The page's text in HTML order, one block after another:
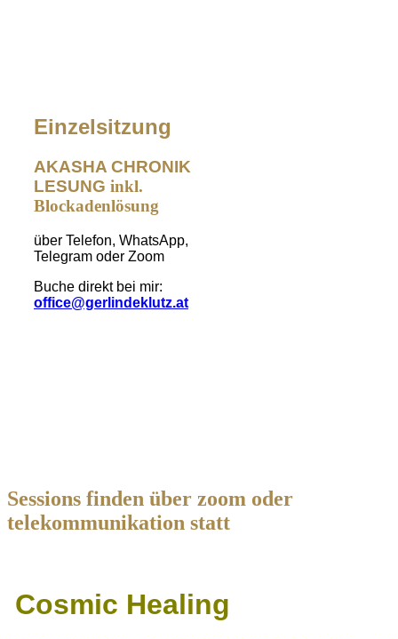
Einzelsitzung
AKASHA CHRONIK
LESUNG inkl.
Blockadenlösung
über Telefon, WhatsApp,
Telegram oder Zoom
Buche direkt bei mir:
office@gerlindeklutz.at
Sessions finden über zoom oder
telekommunikation statt
Cosmic Healing